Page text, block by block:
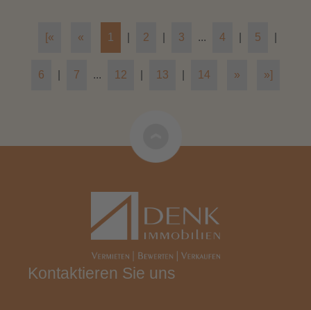
[« « 1 2 3 ... 4 5
6 7 ... 12 13 14 » »]
Kontaktieren Sie uns